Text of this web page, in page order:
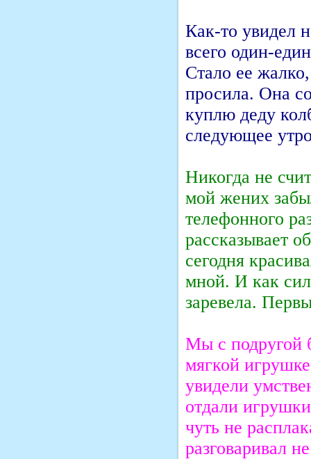
Как-то увидел
всего один-
Стало ее
просила. Она
куплю деду
следующее
Никогда не
мой жених
телефонного
рассказывает
сегодня
мной. И как
заревела.
Мы с подругой
мягкой
увидели
отдали
чуть не
разговаривал